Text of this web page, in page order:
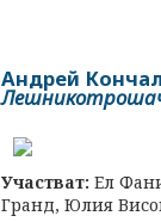
Андрей
Участват: Ел
Гранд, Юлия